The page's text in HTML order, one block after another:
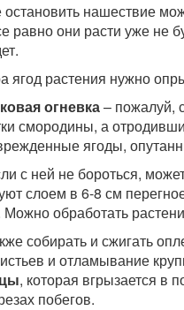
нашествие
равно они расти уже не
ягод растения нужно
огневка– пожалуй,
смородины, а
ягоды,
с ней не бороться,
слоем в 6-8 см
обработать
собирать и сжигать
и отламывание
, которая вгрызается в
побегов.